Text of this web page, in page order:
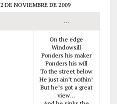
2 DE NOVIEMBRE DE 2009
…
On the edge
Windowsill
Ponders his maker
Ponders his will
To the street below
He just ain’t nothin’
But he’s got a great
view…